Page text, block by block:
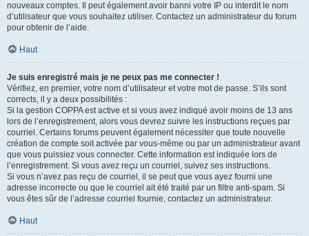
nouveaux comptes. Il peut également avoir banni votre IP ou interdit le nom
d’utilisateur que vous souhaitez utiliser. Contactez un administrateur du forum
pour obtenir de l’aide.
Haut
Je suis enregistré mais je ne peux pas me connecter !
Vérifiez, en premier, votre nom d’utilisateur et votre mot de passe. S’ils sont
corrects, il y a deux possibilités :
Si la gestion COPPA est active et si vous avez indiqué avoir moins de 13 ans
lors de l’enregistrement, alors vous devrez suivre les instructions reçues par
courriel. Certains forums peuvent également nécessiter que toute nouvelle
création de compte soit activée par vous-même ou par un administrateur avant
que vous puissiez vous connecter. Cette information est indiquée lors de
l’enregistrement. Si vous avez reçu un courriel, suivez ses instructions.
Si vous n’avez pas reçu de courriel, il se peut que vous ayez fourni une
adresse incorrecte ou que le courriel ait été traité par un filtre anti-spam. Si
vous êtes sûr de l’adresse courriel fournie, contactez un administrateur.
Haut